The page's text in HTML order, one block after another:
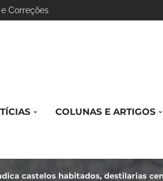
Correções
COLUNAS E ARTIGOS
castelos habitados, destilarias